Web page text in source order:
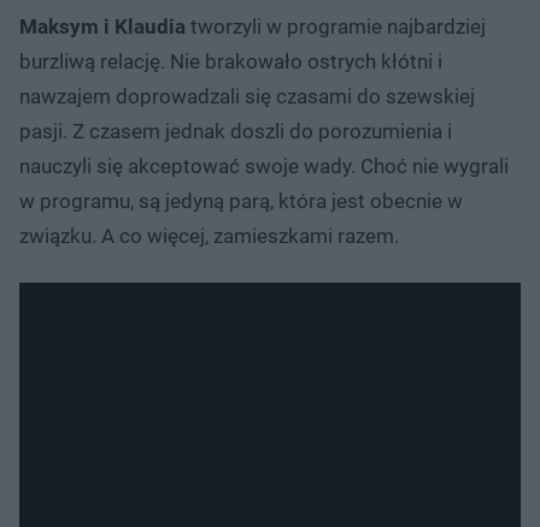
Maksym i Klaudia tworzyli w programie najbardziej
burzliwą relację. Nie brakowało ostrych kłótni i
nawzajem doprowadzali się czasami do szewskiej
pasji. Z czasem jednak doszli do porozumienia i
nauczyli się akceptować swoje wady. Choć nie wygrali
w programu, są jedyną parą, która jest obecnie w
związku. A co więcej, zamieszkami razem.